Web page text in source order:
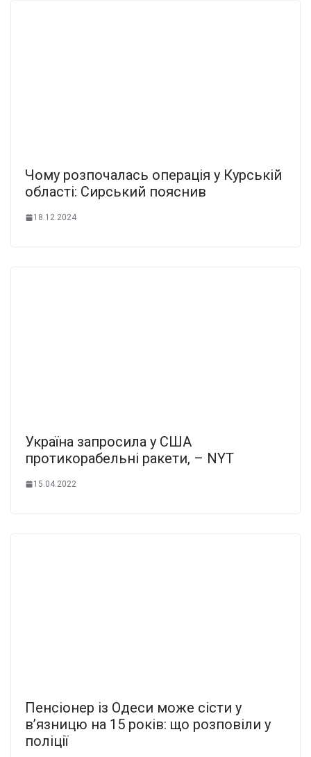
Чому розпочалась операція у Курській
області: Сирський пояснив
18.12.2024
Україна запросила у США
протикорабельні ракети, – NYT
15.04.2022
Пенсіонер із Одеси може сісти у
в’язницю на 15 років: що розповіли у
поліції